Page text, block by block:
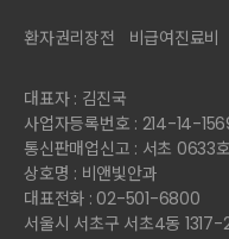
환자권리장전 비급여진료비
대표자 : 김진국
사업자등록번호 : 214-14-
통신판매업신고 : 서초 0633호
상호명 : 비앤빛안과
대표전화 : 02-501-6800
서울시 서초구 서초4동